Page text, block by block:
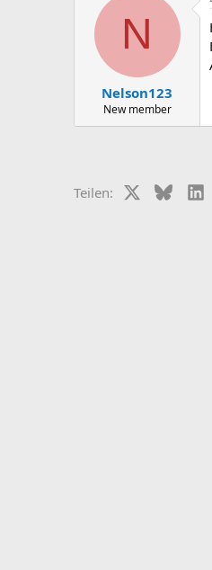
N
Nelson123
New member
Teilen: X (Twitter)